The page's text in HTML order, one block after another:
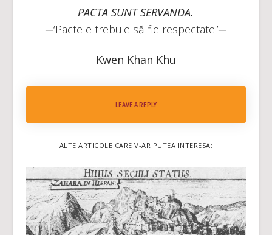
PACTA SUNT SERVANDA.
─‘Pactele trebuie să fie respectate.’─
Kwen Khan Khu
LEAVE A REPLY
ALTE ARTICOLE CARE V-AR PUTEA INTERESA: